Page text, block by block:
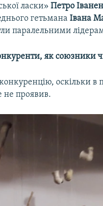
ласки» Петро
гетьмана Івана
паралельними
як союзники
оскільки в
не проявив.